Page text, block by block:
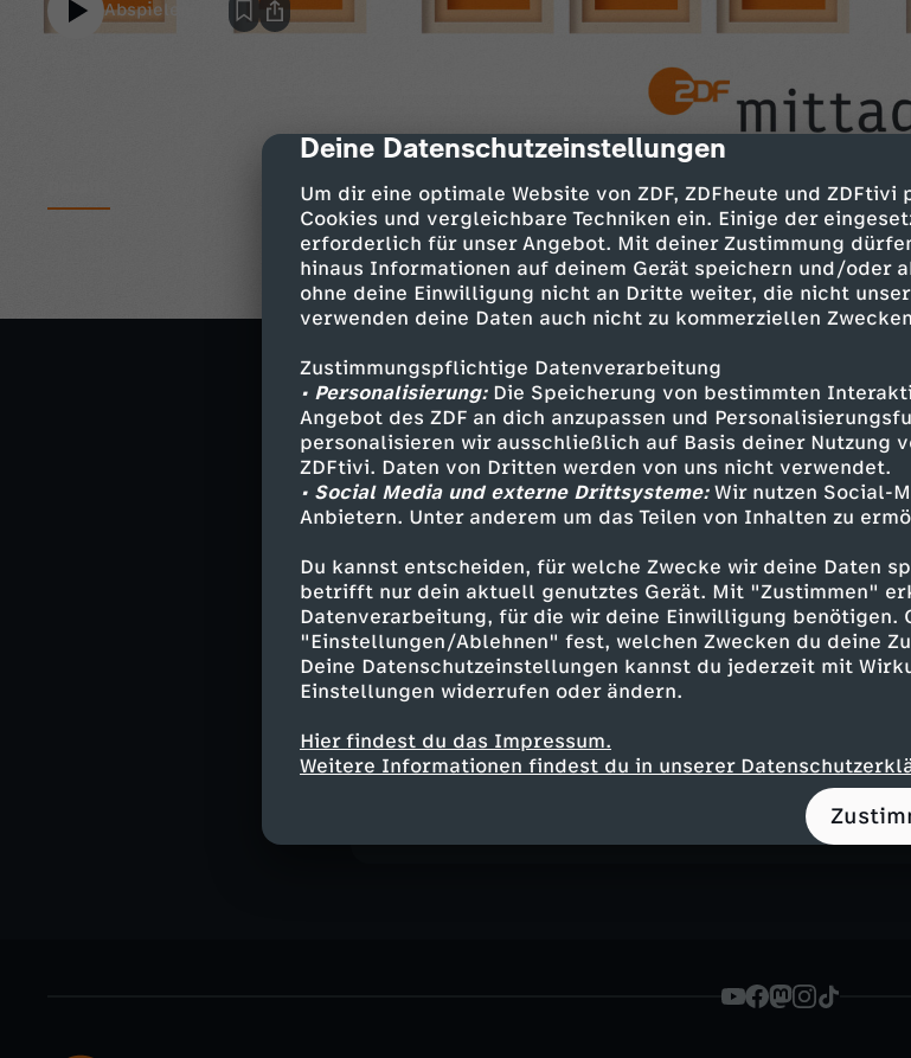
cmp-dialog-description
Deine Datenschutzeinstellungen
Um dir eine optimale Website von ZDF, ZDFheute und
Cookies und vergleichbare Techniken ein. Einige der
erforderlich für unser Angebot. Mit deiner Zustimmung
hinaus Informationen auf deinem Gerät speichern und/oder
ohne deine Einwilligung nicht an Dritte weiter, die nicht
verwenden deine Daten auch nicht zu kommerziellen
Zustimmungspflichtige Datenverarbeitung
• Personalisierung:Die Speicherung von bestimmten
Angebot des ZDF an dich anzupassen und
personalisieren wir ausschließlich auf Basis deiner Nutzung
ZDFtivi. Daten von Dritten werden von uns nicht verwendet.
• Social Media und externe Drittsysteme:Wir nutzen Social-
Anbietern. Unter anderem um das Teilen von Inhalten zu
Du kannst entscheiden, für welche Zwecke wir deine Daten
betrifft nur dein aktuell genutztes Gerät. Mit "Zustimmen"
Datenverarbeitung, für die wir deine Einwilligung benötigen.
"Einstellungen/Ablehnen" fest, welchen Zwecken du deine
Deine Datenschutzeinstellungen kannst du jederzeit mit
Einstellungen widerrufen oder ändern.
Hier findest du das Impressum.
Weitere Informationen findest du in unserer
Abspielen
Raus aus Omikron?
Diskussion über Öffnungsstrategie
Fördermittel-Stopp bremst Bauvorhaben
Wie geht's weiter für Häuslebauer?
Neujahrfest in Asien
Wie starten Chinesen in 2022?
Zu Gast: Sineb El Masrar, Autorin
Und ihr Blick in die arabische Welt
Moderation:
Mirjam Meinhardt
Ähnliche Inhalte entdecken
ZDF-